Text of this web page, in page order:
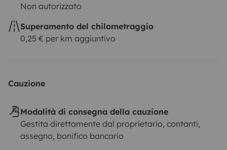
Non autorizzato
Superamento del chilometraggio
0,25 € per km aggiuntivo
Cauzione
Modalità di consegna della cauzione
Gestita direttamente dal proprietario, contanti,
assegno, bonifico bancario